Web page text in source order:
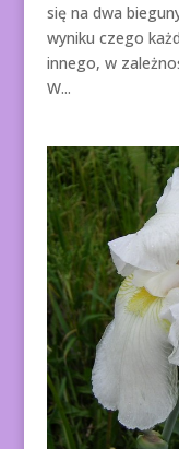
się na dwa
wyniku czego
innego, w
W...